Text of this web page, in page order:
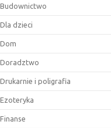
Budownictwo
Dla dzieci
Dom
Doradztwo
Drukarnie i poligrafia
Ezoteryka
Finanse